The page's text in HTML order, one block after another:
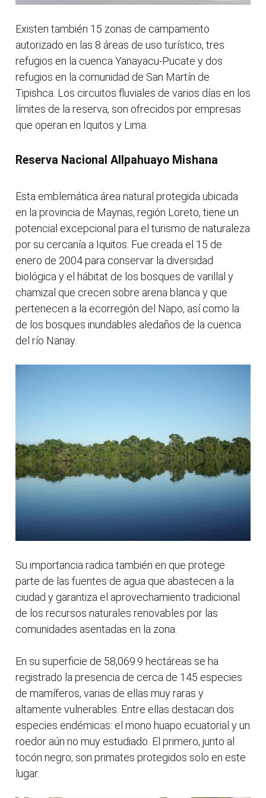
Existen también 15 zonas de campamento
autorizado en las 8 áreas de uso turístico, tres
refugios en la cuenca Yanayacu-Pucate y dos
refugios en la comunidad de San Martín de
Tipishca. Los circuitos fluviales de varios días en los
límites de la reserva, son ofrecidos por empresas
que operan en Iquitos y Lima.
Reserva Nacional Allpahuayo Mishana
Esta emblemática área natural protegida ubicada
en la provincia de Maynas, región Loreto, tiene un
potencial excepcional para el turismo de naturaleza
por su cercanía a Iquitos. Fue creada el 15 de
enero de 2004 para conservar la diversidad
biológica y el hábitat de los bosques de varillal y
chamizal que crecen sobre arena blanca y que
pertenecen a la ecorregión del Napo, así como la
de los bosques inundables aledaños de la cuenca
del río Nanay.
Su importancia radica también en que protege
parte de las fuentes de agua que abastecen a la
ciudad y garantiza el aprovechamiento tradicional
de los recursos naturales renovables por las
comunidades asentadas en la zona.
En su superficie de 58,069.9 hectáreas se ha
registrado la presencia de cerca de 145 especies
de mamíferos, varias de ellas muy raras y
altamente vulnerables. Entre ellas destacan dos
especies endémicas: el mono huapo ecuatorial y un
roedor aún no muy estudiado. El primero, junto al
tocón negro, son primates protegidos solo en este
lugar.